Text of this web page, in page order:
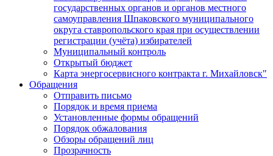
государственных органов и органов местного
самоуправления Шпаковского муниципального
округа ставропольского края при осуществлении
регистрации (учёта) избирателей
Муниципальный контроль
Открытый бюджет
Карта энергосервисного контракта г. Михайловск"
Обращения
Отправить письмо
Порядок и время приема
Установленные формы обращений
Порядок обжалования
Обзоры обращений лиц
Прозрачность